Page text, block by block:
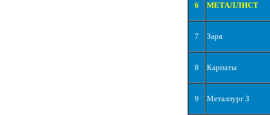
6 МЕТАЛЛИСТ
7 Заря
8 Карпаты
9 Металлург З